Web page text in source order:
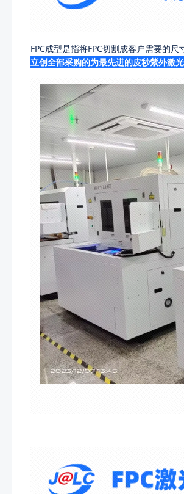
FPC成型是指将FPC切割成客户需要的尺
立创全部采购的为最先进的皮秒紫外激光